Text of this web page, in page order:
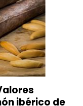
ibérico de